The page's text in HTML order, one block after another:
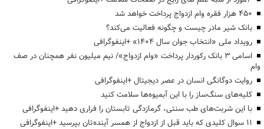
۴۵۰ هزار فقره وام ازدواج پرداخت خواهد شد
بانک شیر مادر چیست و چگونه فعالیت می‌کند؟
رویداد ملی «انتخاب جوان سال ۱۴۰۴» +اینفوگرافی
اسامی ۳ بانک رکوردار پرداخت «وام ازدواج»/ نیم میلیون نفر همچنان در صف
وام
روایت دوگانگی انسان در عصر دیجیتال +اینفوگرافی
کلیه‌های سنگ‌ساز را با این آبمیوه‌ها سلامت کنید
با این شربت‌های طب سنتی، گرمازدگی تابستان را فراری دهید +اینفوگرافی
۱۱ سوال کلیدی که باید قبل از ازدواج از همسر آینده‌تان بپرسید +اینفوگرافی